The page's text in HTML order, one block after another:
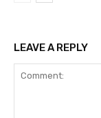
LEAVE A REPLY